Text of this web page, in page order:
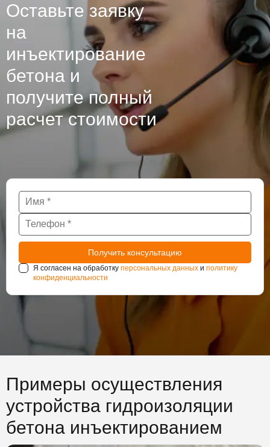
Оставьте заявку
на
инъектирование
бетона и
получите полный
расчет стоимости
Я согласен на обработку персональных данных и политику
конфиденциальности
Примеры осуществления
устройства гидроизоляции
бетона инъектированием